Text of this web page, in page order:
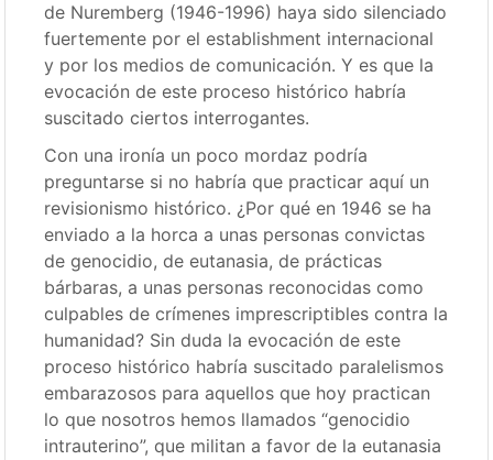
de Nuremberg (1946-1996) haya sido silenciado
fuertemente por el establishment internacional
y por los medios de comunicación. Y es que la
evocación de este proceso histórico habría
suscitado ciertos interrogantes.
Con una ironía un poco mordaz podría
preguntarse si no habría que practicar aquí un
revisionismo histórico. ¿Por qué en 1946 se ha
enviado a la horca a unas personas convictas
de genocidio, de eutanasia, de prácticas
bárbaras, a unas personas reconocidas como
culpables de crímenes imprescriptibles contra la
humanidad? Sin duda la evocación de este
proceso histórico habría suscitado paralelismos
embarazosos para aquellos que hoy practican
lo que nosotros hemos llamados “genocidio
intrauterino”, que militan a favor de la eutanasia